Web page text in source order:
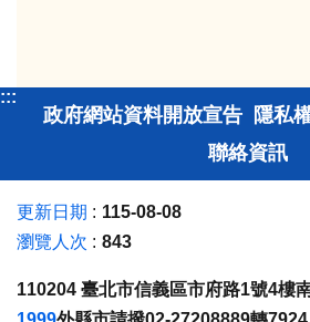
:::
政府網站資料開放宣告 隱私
聯絡資訊
更新日期
115-08-08
瀏覽人次
843
110204 臺北市信義區市府路1號4樓